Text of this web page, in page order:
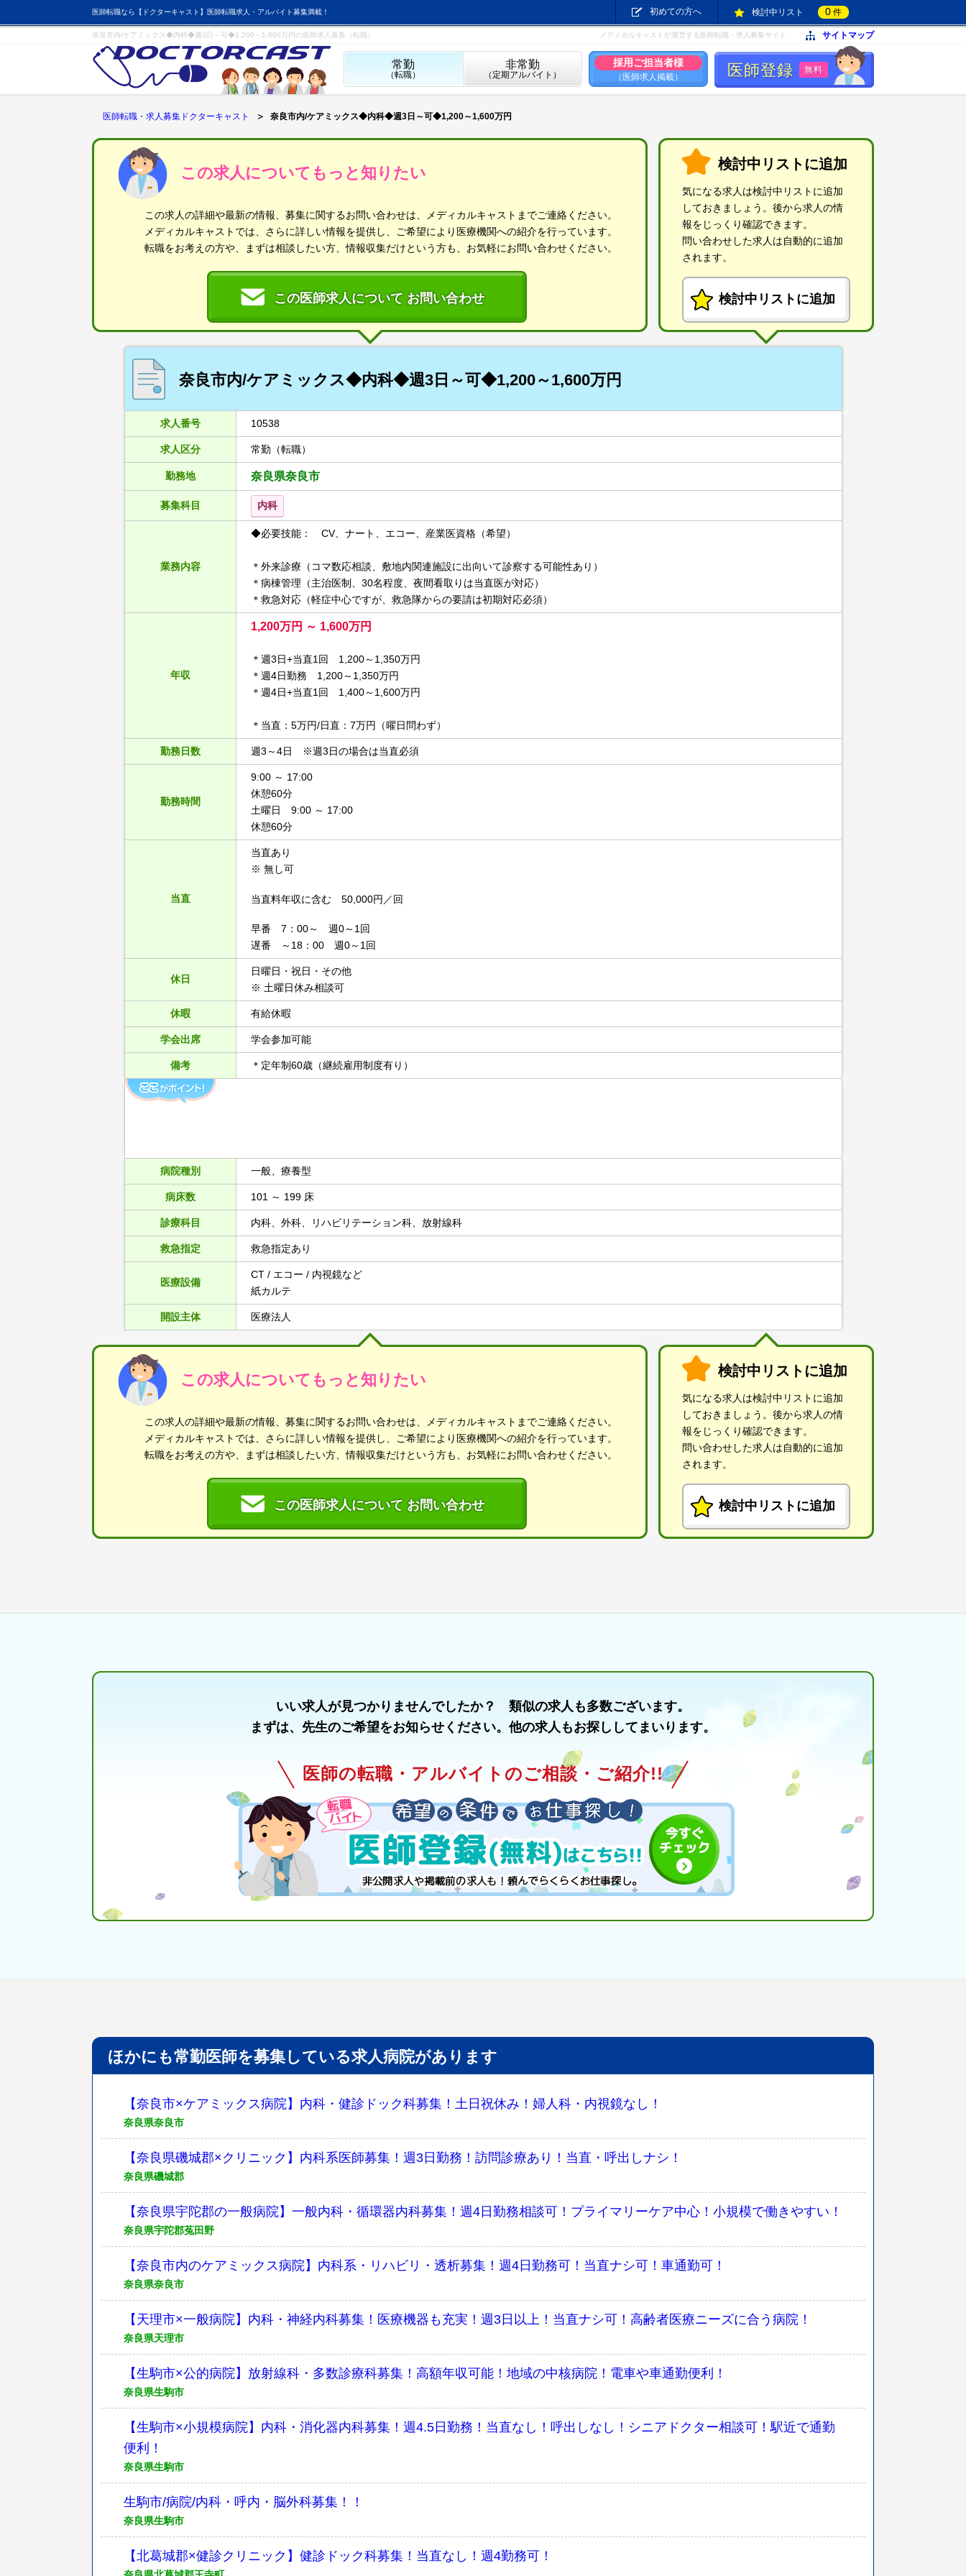
医師転職なら【ドクターキャスト】医師転職求人・アルバイト募集満載！ 初めての方へ 検討中リスト 0 件
奈良市内/ケアミックス◆内科◆週3日～可◆1,200～1,600万円の医師求人募集（転職） メディカルキャストが運営する医師転職・求人募集サイト サイトマップ
常勤
（転職）
非常勤
（定期アルバイト）
採用ご担当者様
（医師求人掲載） 医師登録 無料
医師転職・求人募集ドクターキャスト 奈良市内/ケアミックス◆内科◆週3日～可◆1,200～1,600万円
この求人についてもっと知りたい
この求人の詳細や最新の情報、募集に関するお問い合わせは、メディカルキャストまでご連絡ください。
メディカルキャストでは、さらに詳しい情報を提供し、ご希望により医療機関への紹介を行っています。
転職をお考えの方や、まずは相談したい方、情報収集だけという方も、お気軽にお問い合わせください。
この医師求人について お問い合わせ
検討中リストに追加
気になる求人は検討中リストに追加
しておきましょう。後から求人の情
報をじっくり確認できます。
問い合わせした求人は自動的に追加
されます。
検討中リストに追加
奈良市内/ケアミックス◆内科◆週3日～可◆1,200～1,600万円
求人番号 10538
求人区分 常勤（転職）
勤務地 奈良県奈良市
募集科目 内科
業務内容
◆必要技能： CV、ナート、エコー、産業医資格（希望）
＊外来診療（コマ数応相談、敷地内関連施設に出向いて診察する可能性あり）
＊病棟管理（主治医制、30名程度、夜間看取りは当直医が対応）
＊救急対応（軽症中心ですが、救急隊からの要請は初期対応必須）
年収
1,200万円 ～ 1,600万円
＊週3日+当直1回 1,200～1,350万円
＊週4日勤務 1,200～1,350万円
＊週4日+当直1回 1,400～1,600万円
＊当直：5万円/日直：7万円（曜日問わず）
勤務日数 週3～4日 ※週3日の場合は当直必須
勤務時間
9:00 ～ 17:00
休憩60分
土曜日 9:00 ～ 17:00
休憩60分
当直
当直あり
※ 無し可
当直料年収に含む 50,000円／回
早番 7：00～ 週0～1回
遅番 ～18：00 週0～1回
休日
日曜日・祝日・その他
※ 土曜日休み相談可
休暇 有給休暇
学会出席 学会参加可能
備考 ＊定年制60歳（継続雇用制度有り）
病院種別 一般、療養型
病床数 101 ～ 199 床
診療科目 内科、外科、リハビリテーション科、放射線科
救急指定 救急指定あり
医療設備
CT / エコー / 内視鏡など
紙カルテ
開設主体 医療法人
この求人についてもっと知りたい
この求人の詳細や最新の情報、募集に関するお問い合わせは、メディカルキャストまでご連絡ください。
メディカルキャストでは、さらに詳しい情報を提供し、ご希望により医療機関への紹介を行っています。
転職をお考えの方や、まずは相談したい方、情報収集だけという方も、お気軽にお問い合わせください。
この医師求人について お問い合わせ
検討中リストに追加
気になる求人は検討中リストに追加
しておきましょう。後から求人の情
報をじっくり確認できます。
問い合わせした求人は自動的に追加
されます。
検討中リストに追加
いい求人が見つかりませんでしたか？ 類似の求人も多数ございます。
まずは、先生のご希望をお知らせください。他の求人もお探ししてまいります。
医師の転職・アルバイトのご相談・ご紹介!!
ほかにも常勤医師を募集している求人病院があります
【奈良市×ケアミックス病院】内科・健診ドック科募集！土日祝休み！婦人科・内視鏡なし！
奈良県奈良市
【奈良県磯城郡×クリニック】内科系医師募集！週3日勤務！訪問診療あり！当直・呼出しナシ！
奈良県磯城郡
【奈良県宇陀郡の一般病院】一般内科・循環器内科募集！週4日勤務相談可！プライマリーケア中心！小規模で働きやすい！
奈良県宇陀郡菟田野
【奈良市内のケアミックス病院】内科系・リハビリ・透析募集！週4日勤務可！当直ナシ可！車通勤可！
奈良県奈良市
【天理市×一般病院】内科・神経内科募集！医療機器も充実！週3日以上！当直ナシ可！高齢者医療ニーズに合う病院！
奈良県天理市
【生駒市×公的病院】放射線科・多数診療科募集！高額年収可能！地域の中核病院！電車や車通勤便利！
奈良県生駒市
【生駒市×小規模病院】内科・消化器内科募集！週4.5日勤務！当直なし！呼出しなし！シニアドクター相談可！駅近で通勤
便利！
奈良県生駒市
生駒市/病院/内科・呼内・脳外科募集！！
奈良県生駒市
【北葛城郡×健診クリニック】健診ドック科募集！当直なし！週4勤務可！